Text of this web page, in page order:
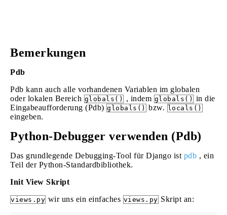
Bemerkungen
Pdb
Pdb kann auch alle vorhandenen Variablen im globalen
oder lokalen Bereich globals() , indem globals() in die
Eingabeaufforderung (Pdb) globals() bzw. locals()
eingeben.
Python-Debugger verwenden (Pdb)
Das grundlegende Debugging-Tool für Django ist pdb , ein
Teil der Python-Standardbibliothek.
Init View Skript
views.py wir uns ein einfaches views.py Skript an: